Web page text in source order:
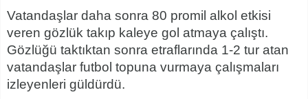
Vatandaşlar daha sonra 80 promil alkol etkisi
veren gözlük takıp kaleye gol atmaya çalıştı.
Gözlüğü taktıktan sonra etraflarında 1-2 tur atan
vatandaşlar futbol topuna vurmaya çalışmaları
izleyenleri güldürdü.